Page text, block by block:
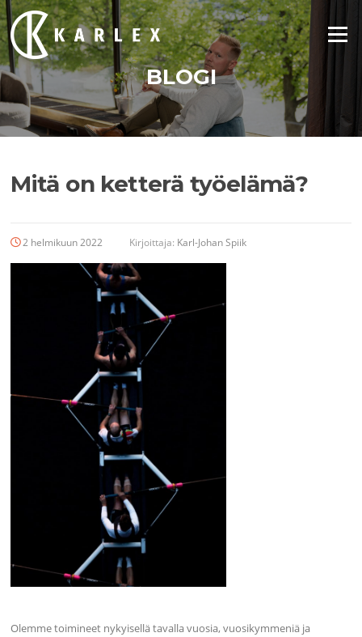
Siirry
suoraan
sisältöön
Valikko
BLOGI
Mitä on ketterä työelämä?
2 helmikuun 2022 Kirjoittaja: Karl-Johan Spiik
Olemme toimineet nykyisellä tavalla vuosia, vuosikymmeniä ja